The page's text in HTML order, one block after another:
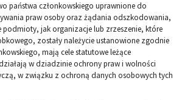
państwa członkowskiego uprawnione do
praw osoby oraz żądania odszkodowania,
podmioty, jak organizacje lub zrzeszenie, które
zostały należycie ustanowione zgodnie
mają cele statutowe leżące
w dziadzinie ochrony praw i wolności
w związku z ochroną danych osobowych tych